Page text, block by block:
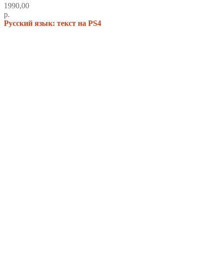
1990,00
р.
Русский язык: текст на PS4